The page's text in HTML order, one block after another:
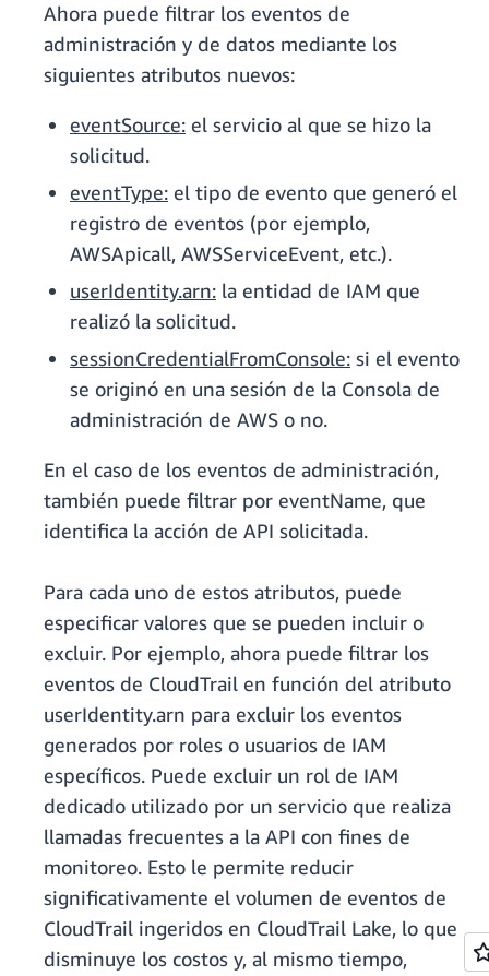
Ahora puede filtrar los eventos de
administración y de datos mediante los
siguientes atributos nuevos:
eventSource: el servicio al que se hizo la
solicitud.
eventType: el tipo de evento que generó el
registro de eventos (por ejemplo,
AWSApicall, AWSServiceEvent, etc.).
userIdentity.arn: la entidad de IAM que
realizó la solicitud.
sessionCredentialFromConsole: si el evento
se originó en una sesión de la Consola de
administración de AWS o no.
En el caso de los eventos de administración,
también puede filtrar por eventName, que
identifica la acción de API solicitada.
Para cada uno de estos atributos, puede
especificar valores que se pueden incluir o
excluir. Por ejemplo, ahora puede filtrar los
eventos de CloudTrail en función del atributo
userIdentity.arn para excluir los eventos
generados por roles o usuarios de IAM
específicos. Puede excluir un rol de IAM
dedicado utilizado por un servicio que realiza
llamadas frecuentes a la API con fines de
monitoreo. Esto le permite reducir
significativamente el volumen de eventos de
CloudTrail ingeridos en CloudTrail Lake, lo que
disminuye los costos y, al mismo tiempo,